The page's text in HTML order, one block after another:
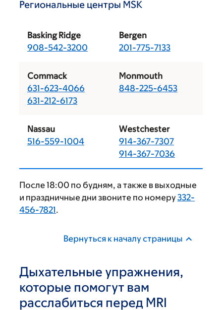
Региональные центры MSK
Basking Ridge
908-542-3200
Bergen
201-775-7133
Commack
631-623-4066
631-212-6173
Monmouth
848-225-6453
Nassau
516-559-1004
Westchester
914-367-7307
914-367-7036
После 18:00 по будням, а также в выходные
и праздничные дни звоните по номеру332-
456-7821.
Вернуться к началу страницы
Дыхательные упражнения,
которые помогут вам
расслабиться перед MRI